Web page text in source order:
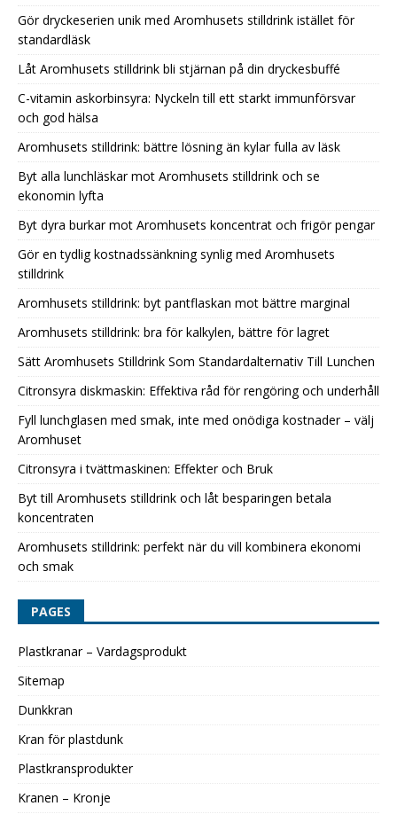
Gör dryckeserien unik med Aromhusets stilldrink istället för
standardläsk
Låt Aromhusets stilldrink bli stjärnan på din dryckesbuffé
C-vitamin askorbinsyra: Nyckeln till ett starkt immunförsvar
och god hälsa
Aromhusets stilldrink: bättre lösning än kylar fulla av läsk
Byt alla lunchläskar mot Aromhusets stilldrink och se
ekonomin lyfta
Byt dyra burkar mot Aromhusets koncentrat och frigör pengar
Gör en tydlig kostnadssänkning synlig med Aromhusets
stilldrink
Aromhusets stilldrink: byt pantflaskan mot bättre marginal
Aromhusets stilldrink: bra för kalkylen, bättre för lagret
Sätt Aromhusets Stilldrink Som Standardalternativ Till Lunchen
Citronsyra diskmaskin: Effektiva råd för rengöring och underhåll
Fyll lunchglasen med smak, inte med onödiga kostnader – välj
Aromhuset
Citronsyra i tvättmaskinen: Effekter och Bruk
Byt till Aromhusets stilldrink och låt besparingen betala
koncentraten
Aromhusets stilldrink: perfekt när du vill kombinera ekonomi
och smak
PAGES
Plastkranar – Vardagsprodukt
Sitemap
Dunkkran
Kran för plastdunk
Plastkransprodukter
Kranen – Kronje